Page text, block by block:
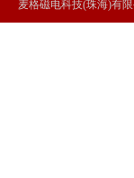
麦格磁电科技(珠海)有